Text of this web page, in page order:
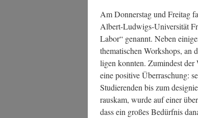
Am Don­ners­tag und Frei­tag
Albert-Lud­wigs-Uni­ver­si­tät
Labor“ genannt. Neben
the­ma­ti­schen Work­shops, an
li­gen konn­ten. Zumin­dest der
eine posi­ti­ve Über­ra­schung:
Stu­die­ren­den bis zum
raus­kam, wur­de auf einer
dass ein gro­ßes Bedürf­nis